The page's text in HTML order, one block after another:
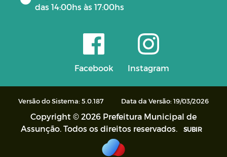
das 14:00hs às 17:00hs
Facebook Instagram
Versão do Sistema: 5.0.187 Data da Versão: 19/03/2026
Copyright © 2026 Prefeitura Municipal de
Assunção. Todos os direitos reservados.
SUBIR